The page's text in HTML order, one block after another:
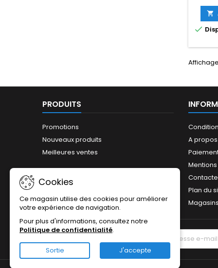


PRODUITS
Promotions
Nouveaux produits
Meilleures ventes
A propos
Plan du
Magasins
Cookies
Ce magasin utilise des cookies pour améliorer
votre expérience de navigation.
Pour plus d'informations, consultez notre
Politique de confidentialité.
Sortie J'accepte